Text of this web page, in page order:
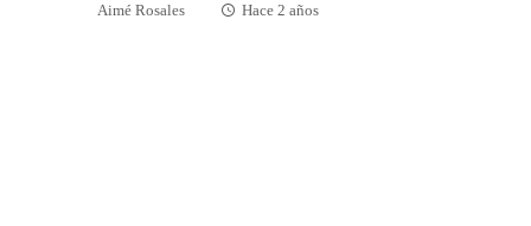
Aimé Rosales Hace 2 años